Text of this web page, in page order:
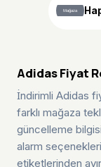
Adidas Fiyat
İndirimli Adidas
farklı mağaza
güncelleme
alarm
etiketlerinden